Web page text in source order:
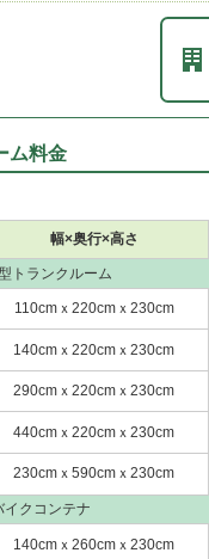
ム料金
幅×奥行×高さ
トランクルーム
110cmｘ220cmｘ230cm
140cmｘ220cmｘ230cm
290cmｘ220cmｘ230cm
440cmｘ220cmｘ230cm
230cmｘ590cmｘ230cm
イクコンテナ
140cmｘ260cmｘ230cm